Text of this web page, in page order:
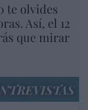
te olvides
Así, el 12
que mirar